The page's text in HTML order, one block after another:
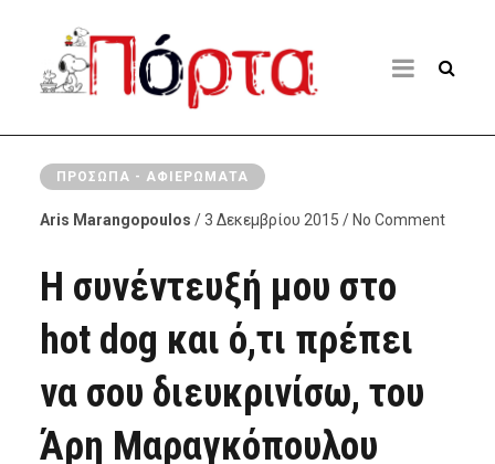
ΠΡΌΣΩΠΑ - ΑΦΙΕΡΏΜΑΤΑ
Aris Marangopoulos / 3 Δεκεμβρίου 2015 / No Comment
Η συνέντευξή μου στο
hot dog και ό,τι πρέπει
να σου διευκρινίσω, του
Άρη Μαραγκόπουλου